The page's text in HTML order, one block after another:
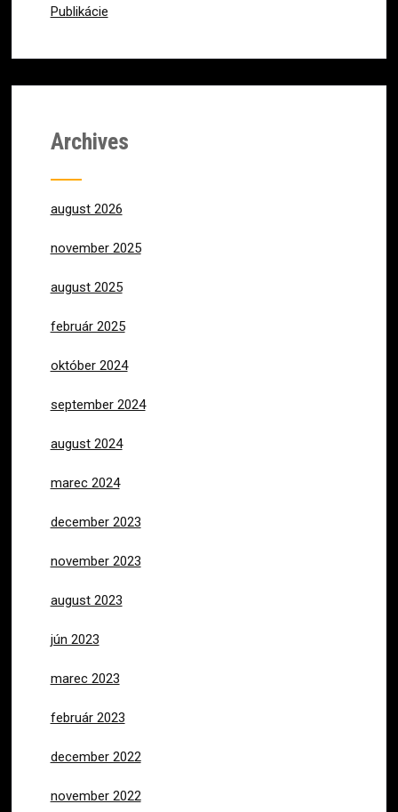
Publikácie
Archives
august 2026
november 2025
august 2025
február 2025
október 2024
september 2024
august 2024
marec 2024
december 2023
november 2023
august 2023
jún 2023
marec 2023
február 2023
december 2022
november 2022